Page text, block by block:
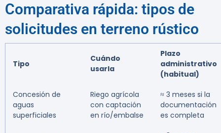
Comparativa rápida: tipos de
solicitudes en terreno rústico
Tipo
Cuándo
usarla
Plazo
administrativo
(habitual)
Concesión de
aguas
superficiales
Riego agrícola
con captación
en río/embalse
≈ 3 meses si la
documentación
es completa